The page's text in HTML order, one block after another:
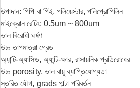
উপাদান: পিপি বা পিই, পলিয়েস্টার, পলিপ্রোপিলিন
মাইক্রোন রেটিং: 0.5um ~ 800um
ভাল বিরোধী ঘর্ষণ
উচ্চ তাপমাত্রা গ্রেড
অ্যান্টি-অ্যাসিড, অ্যান্টি-ক্ষার, রাসায়নিক প্রতিরোধের
উচ্চ porosity, ভাল বায়ু ব্যাপ্তিযোগ্যতা
স্তরিত যৌগ, grads পাল্টা পরিবর্তন